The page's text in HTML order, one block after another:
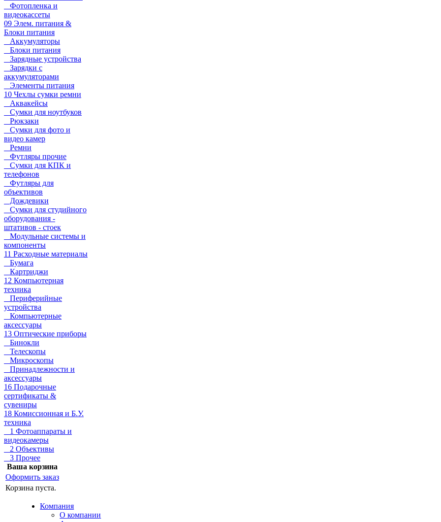
Фотопленка и
видеокассеты
09 Элем. питания &
Блоки питания
Аккумуляторы
Блоки питания
Зарядные устройства
Зарядки с
аккумуляторами
Элементы питания
10 Чехлы сумки ремни
Аквакейсы
Сумки для ноутбуков
Рюкзаки
Сумки для фото и
видео камер
Ремни
Футляры прочие
Сумки для КПК и
телефонов
Футляры для
объективов
Дождевики
Сумки для студийного
оборудования -
штативов - стоек
Модульные системы и
компоненты
11 Расходные материалы
Бумага
Картриджи
12 Компьютерная
техника
Периферийные
устройства
Компьютерные
аксессуары
13 Оптические приборы
Бинокли
Телескопы
Микроскопы
Принадлежности и
аксессуары
16 Подарочные
сертификаты &
сувениры
18 Комиссионная и Б.У.
техника
1 Фотоаппараты и
видеокамеры
2 Объективы
3 Прочее
Ваша корзина
Оформить заказ
Корзина пуста.
Компания
О компании